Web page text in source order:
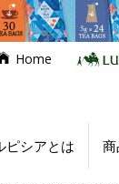
Home
ピシアとは